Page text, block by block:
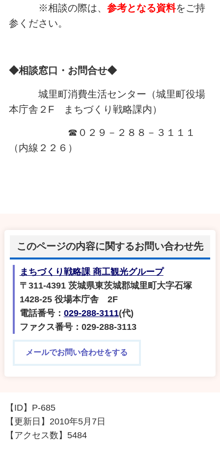
※相談の際は、 参考となる資料をご持
参ください。
◆相談窓口・お問合せ◆
城里町消費生活センター（城里町役場
本庁舎２F まちづくり戦略課内）
☎０２９－２８８－３１１１
（内線２２６）
このページの内容に関するお問い合わせ先
まちづくり戦略課 商工観光グループ
〒311-4391 茨城県東茨城郡城里町大字石塚
1428-25 役場本庁舎 2F
電話番号： 029-288-3111(代)
ファクス番号：029-288-3113
メールでお問い合わせをする
【ID】 P-685
【更新日】 2010年5月7日
【アクセス数】 5484